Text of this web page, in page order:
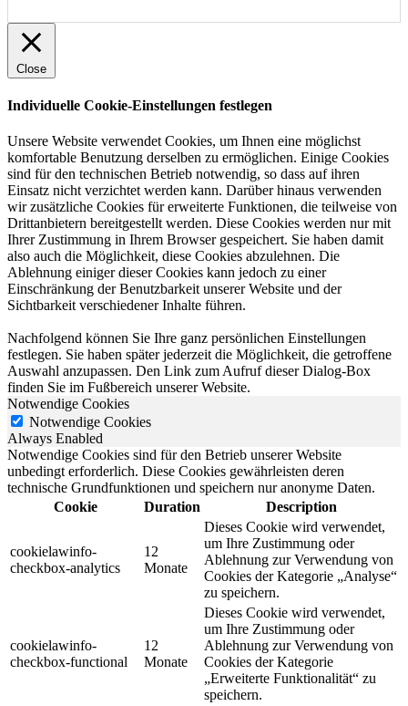
Close
Individuelle Cookie-Einstellungen festlegen
Unsere Website verwendet Cookies, um Ihnen eine möglichst
komfortable Benutzung derselben zu ermöglichen. Einige Cookies
sind für den technischen Betrieb notwendig, so dass auf ihren
Einsatz nicht verzichtet werden kann. Darüber hinaus verwenden
wir zusätzliche Cookies für erweiterte Funktionen, die teilweise von
Drittanbietern bereitgestellt werden. Diese Cookies werden nur mit
Ihrer Zustimmung in Ihrem Browser gespeichert. Sie haben damit
also auch die Möglichkeit, diese Cookies abzulehnen. Die
Ablehnung einiger dieser Cookies kann jedoch zu einer
Einschränkung der Benutzbarkeit unserer Website und der
Sichtbarkeit verschiedener Inhalte führen.
Nachfolgend können Sie Ihre ganz persönlichen Einstellungen
festlegen. Sie haben später jederzeit die Möglichkeit, die getroffene
Auswahl anzupassen. Den Link zum Aufruf dieser Dialog-Box
finden Sie im Fußbereich unserer Website.
Notwendige Cookies
Notwendige Cookies
Always Enabled
Notwendige Cookies sind für den Betrieb unserer Website
unbedingt erforderlich. Diese Cookies gewährleisten deren
technische Grundfunktionen und speichern nur anonyme Daten.
Cookie
Duration Description
cookielawinfo-
checkbox-analytics
12
Monate
Dieses Cookie wird verwendet,
um Ihre Zustimmung oder
Ablehnung zur Verwendung von
Cookies der Kategorie „Analyse“
zu speichern.
cookielawinfo-
checkbox-functional
12
Monate
Dieses Cookie wird verwendet,
um Ihre Zustimmung oder
Ablehnung zur Verwendung von
Cookies der Kategorie
„Erweiterte Funktionalität“ zu
speichern.